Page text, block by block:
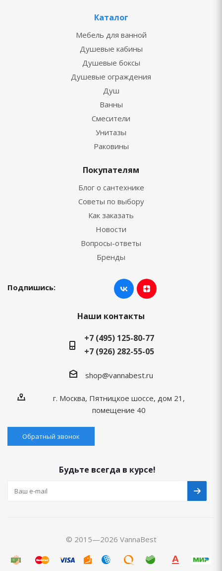
Каталог
Мебель для ванной
Душевые кабины
Душевые боксы
Душевые ограждения
Душ
Ванны
Смесители
Унитазы
Раковины
Покупателям
Блог о сантехнике
Советы по выбору
Как заказать
Новости
Вопросы-ответы
Бренды
Подпишись:
Наши контакты
+7 (495) 125-80-77
+7 (926) 282-55-05
shop@vannabest.ru
г. Москва, Пятницкое шоссе, дом 21,
помещение 40
Обратный звонок
Будьте всегда в курсе!
© 2015—2026 VannaBest